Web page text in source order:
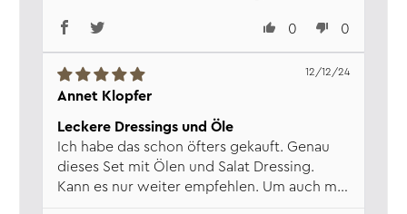
0 0
Annet Klopfer
12/12/24
Leckere Dressings und Öle
Ich habe das schon öfters gekauft. Genau
dieses Set mit Ölen und Salat Dressing.
Kann es nur weiter empfehlen. Um auch mal